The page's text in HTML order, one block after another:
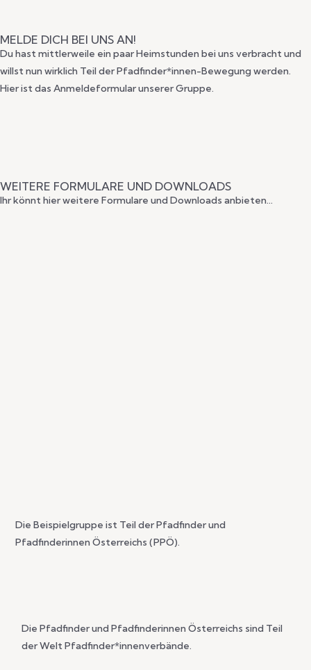
MELDE DICH BEI UNS AN!
Du hast mittlerweile ein paar Heimstunden bei uns verbracht und
willst nun wirklich Teil der Pfadfinder*innen-Bewegung werden.
Hier ist das Anmeldeformular unserer Gruppe.
WEITERE FORMULARE UND DOWNLOADS
Ihr könnt hier weitere Formulare und Downloads anbieten…
Die Beispielgruppe ist Teil der Pfadfinder und
Pfadfinderinnen Österreichs (PPÖ).
Die Pfadfinder und Pfadfinderinnen Österreichs sind Teil
der Welt Pfadfinder*innenverbände.